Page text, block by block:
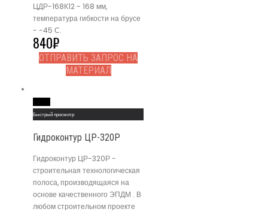
ЦДР-168К12 - 168 мм,
температура гибкости на брусе
- -45 С.
840₽
ОТПРАВИТЬ ЗАПРОС НА
МАТЕРИАЛ
Быстрый просмотр
Гидроконтур ЦР-320Р
Гидроконтур ЦР-320Р -
строительная технологическая
полоса, производящаяся на
основе качественного ЭПДМ . В
любом строительном проекте